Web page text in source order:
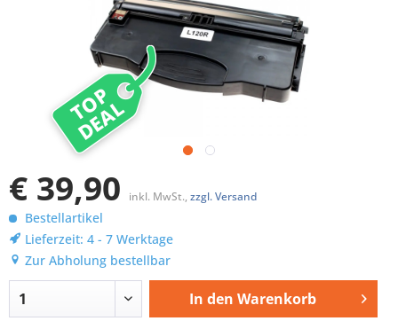
TOP
DEAL
€ 39,90 inkl. MwSt., zzgl. Versand
Bestellartikel
Lieferzeit: 4 - 7 Werktage
Zur Abholung bestellbar
In den Warenkorb